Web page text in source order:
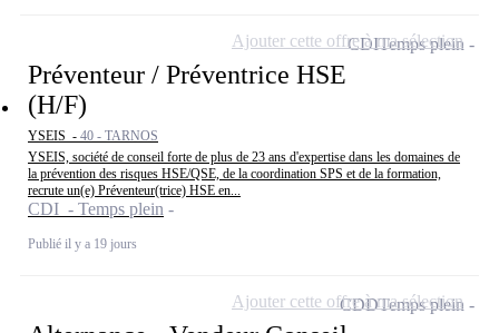
Préventeur / Préventrice HSE
(H/F)
YSEIS - 40 - TARNOS
YSEIS, société de conseil forte de plus de 23 ans d'expertise dans les domaines de
la prévention des risques HSE/QSE, de la coordination SPS et de la formation,
recrute un(e) Préventeur(trice) HSE en...
CDI - Temps plein
Publié il y a 19 jours
CDITemps plein
Ajouter cette offre à ma sélection
CDDTemps plein
Ajouter cette offre à ma sélection